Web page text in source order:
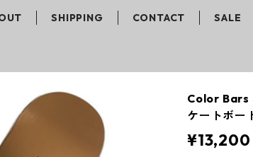
SHIPPING CONTACT SALE
Color Bars
ケートボ
¥13,200